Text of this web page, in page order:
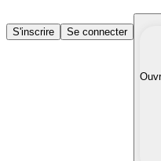
Acheter des
Achetez les
Convertissez vos
S'inscrire Se connecter